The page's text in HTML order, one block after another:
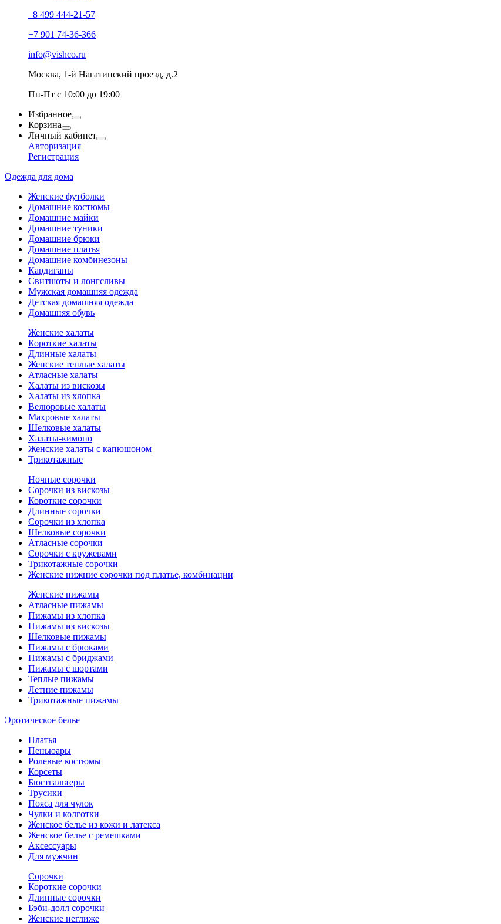
8 499 444-21-57
+7 901 74-36-366
info@vishco.ru
Москва, 1-й Нагатинский проезд, д.2
Пн-Пт с 10:00 до 19:00
Избранное
Корзина
Личный кабинет
Авторизация
Регистрация
Одежда для дома
Женские футболки
Домашние костюмы
Домашние майки
Домашние туники
Домашние брюки
Домашние платья
Домашние комбинезоны
Кардиганы
Свитшоты и лонгсливы
Мужская домашняя одежда
Детская домашняя одежда
Домашняя обувь
Женские халаты
Короткие халаты
Длинные халаты
Женские теплые халаты
Атласные халаты
Халаты из вискозы
Халаты из хлопка
Велюровые халаты
Махровые халаты
Шелковые халаты
Халаты-кимоно
Женские халаты с капюшоном
Трикотажные
Ночные сорочки
Сорочки из вискозы
Короткие сорочки
Длинные сорочки
Сорочки из хлопка
Шелковые сорочки
Атласные сорочки
Сорочки с кружевами
Трикотажные сорочки
Женские нижние сорочки под платье, комбинации
Женские пижамы
Атласные пижамы
Пижамы из хлопка
Пижамы из вискозы
Шелковые пижамы
Пижамы с брюками
Пижамы с бриджами
Пижамы с шортами
Теплые пижамы
Летние пижамы
Трикотажные пижамы
Эротическое белье
Платья
Пеньюары
Ролевые костюмы
Корсеты
Бюстгальтеры
Трусики
Пояса для чулок
Чулки и колготки
Женское белье из кожи и латекса
Женское белье с ремешками
Аксессуары
Для мужчин
Сорочки
Короткие сорочки
Длинные сорочки
Бэби-долл сорочки
Женские неглиже